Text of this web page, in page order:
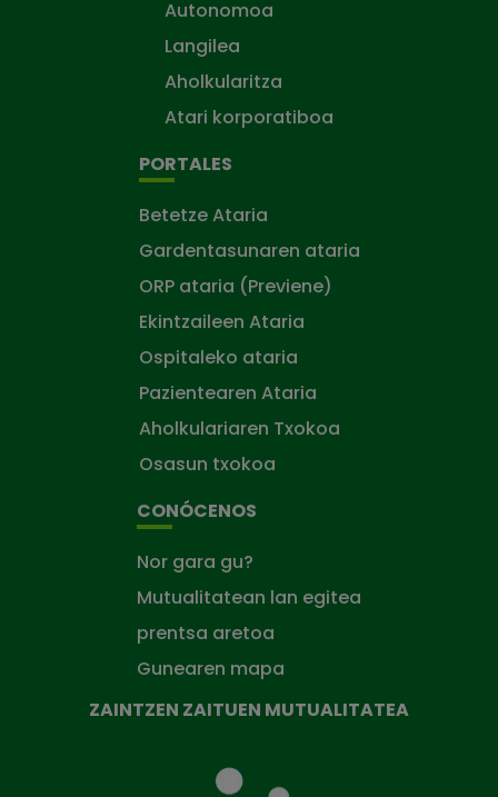
Autonomoa
Langilea
Aholkularitza
Atari korporatiboa
PORTALES
Betetze Ataria
Gardentasunaren ataria
ORP ataria (Previene)
Ekintzaileen Ataria
Ospitaleko ataria
Pazientearen Ataria
Aholkulariaren Txokoa
Osasun txokoa
CONÓCENOS
Nor gara gu?
Mutualitatean lan egitea
prentsa aretoa
Gunearen mapa
ZAINTZEN ZAITUEN MUTUALITATEA
zaituen